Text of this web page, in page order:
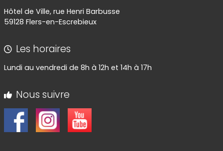
Hôtel de Ville, rue Henri Barbusse
59128 Flers-en-Escrebieux
Les horaires
Lundi au vendredi de 8h à 12h et 14h à 17h
Nous suivre